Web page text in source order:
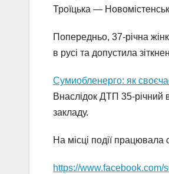
Троїцька —
Попередньо, 37-річна
в русі та допустила
Сумиобленерго: як
Внаслідок ДТП 35-річний
закладу.
На місці події працювала
https://